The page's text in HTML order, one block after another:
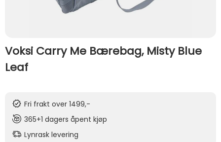
Voksi Carry Me Bærebag, Misty Blue
Leaf
Fri frakt over 1499,-
365+1 dagers åpent kjøp
Lynrask levering